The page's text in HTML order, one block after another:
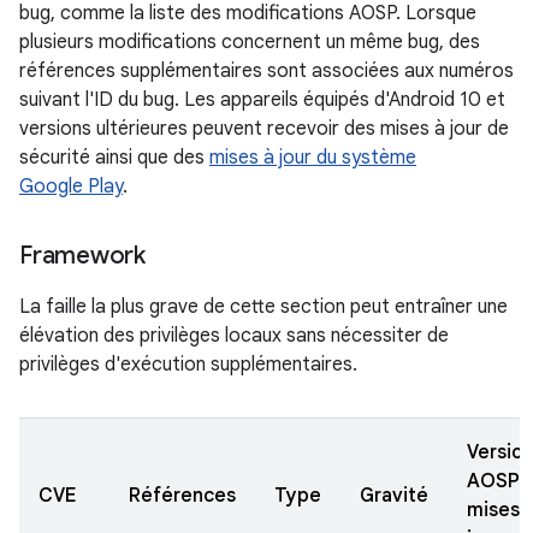
bug, comme la liste des modifications AOSP. Lorsque
plusieurs modifications concernent un même bug, des
références supplémentaires sont associées aux numéros
suivant l'ID du bug. Les appareils équipés d'Android 10 et
versions ultérieures peuvent recevoir des mises à jour de
sécurité ainsi que des mises à jour du système
Google Play.
Framework
La faille la plus grave de cette section peut entraîner une
élévation des privilèges locaux sans nécessiter de
privilèges d'exécution supplémentaires.
CVE Références Type Gravité
AOSP
mises à